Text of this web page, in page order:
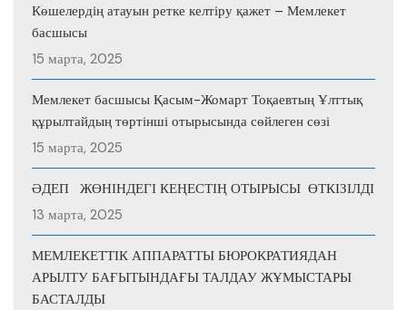
Көшелердің атауын ретке келтіру қажет – Мемлекет
басшысы
15 марта, 2025
Мемлекет басшысы Қасым-Жомарт Тоқаевтың Ұлттық
құрылтайдың төртінші отырысында сөйлеген сөзі
15 марта, 2025
ӘДЕП ЖӨНІНДЕГІ КЕҢЕСТІҢ ОТЫРЫСЫ ӨТКІЗІЛДІ
13 марта, 2025
МЕМЛЕКЕТТІК АППАРАТТЫ БЮРОКРАТИЯДАН
АРЫЛТУ БАҒЫТЫНДАҒЫ ТАЛДАУ ЖҰМЫСТАРЫ
БАСТАЛДЫ